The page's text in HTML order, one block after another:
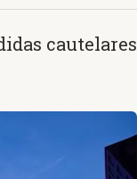
cautelares